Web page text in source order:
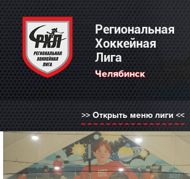
Региональная
Хоккейная
Лига
Челябинск
Региональная Хоккейная Лига
Выберите регион:
РХЛ Россия
Нижний Новгород
Москва
Санкт-Петербург
Казань
Челябинск
>> Открыть меню лиги <<